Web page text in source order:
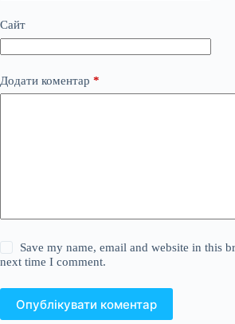
Сайт
Додати коментар *
Save my name, email and website in this
next time I comment.
Опублікувати коментар